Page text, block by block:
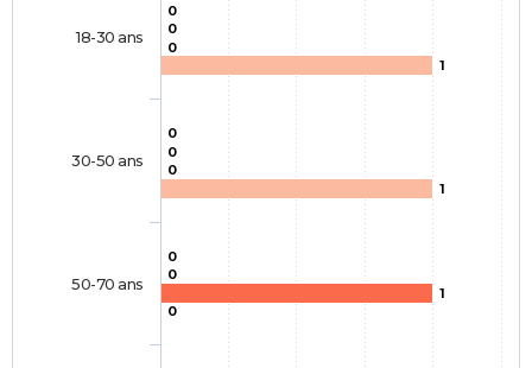
0
0
0
0
0
0
0
0
1
1
1
0
18-30 ans
30-50 ans
50-70 ans